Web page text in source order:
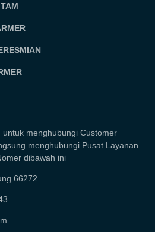
menghubungi Customer
menghubungi Pusat Layanan
dibawah ini
66272